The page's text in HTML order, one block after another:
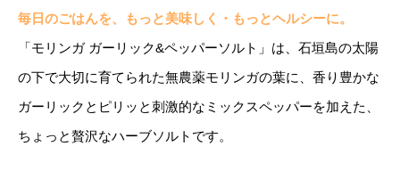
毎日のごはんを、もっと美味しく・もっとヘルシーに。
「モリンガ ガーリック&ペッパーソルト」は、石垣島の太陽
の下で大切に育てられた無農薬モリンガの葉に、香り豊かな
ガーリックとピリッと刺激的なミックスペッパーを加えた、
ちょっと贅沢なハーブソルトです。